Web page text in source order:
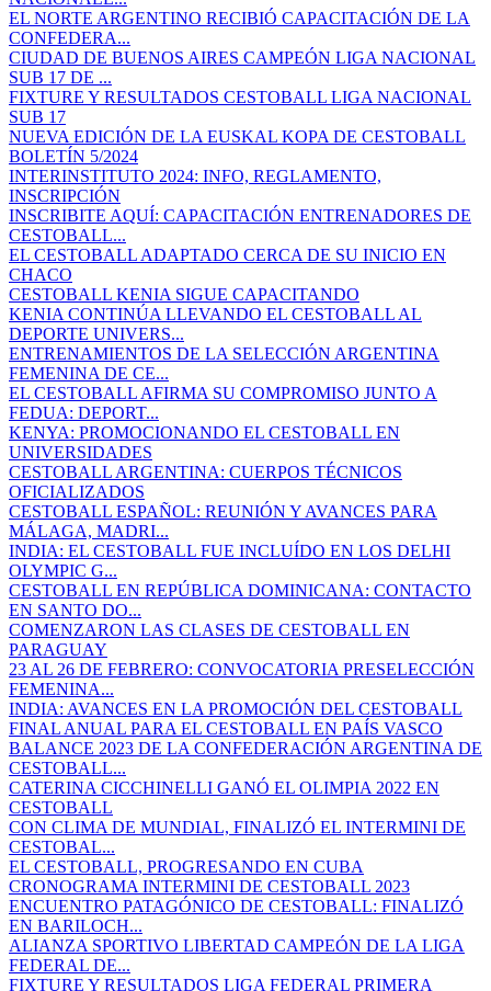
EL NORTE ARGENTINO RECIBIÓ CAPACITACIÓN DE LA
CONFEDERA...
CIUDAD DE BUENOS AIRES CAMPEÓN LIGA NACIONAL
SUB 17 DE ...
FIXTURE Y RESULTADOS CESTOBALL LIGA NACIONAL
SUB 17
NUEVA EDICIÓN DE LA EUSKAL KOPA DE CESTOBALL
BOLETÍN 5/2024
INTERINSTITUTO 2024: INFO, REGLAMENTO,
INSCRIPCIÓN
INSCRIBITE AQUÍ: CAPACITACIÓN ENTRENADORES DE
CESTOBALL...
EL CESTOBALL ADAPTADO CERCA DE SU INICIO EN
CHACO
CESTOBALL KENIA SIGUE CAPACITANDO
KENIA CONTINÚA LLEVANDO EL CESTOBALL AL
DEPORTE UNIVERS...
ENTRENAMIENTOS DE LA SELECCIÓN ARGENTINA
FEMENINA DE CE...
EL CESTOBALL AFIRMA SU COMPROMISO JUNTO A
FEDUA: DEPORT...
KENYA: PROMOCIONANDO EL CESTOBALL EN
UNIVERSIDADES
CESTOBALL ARGENTINA: CUERPOS TÉCNICOS
OFICIALIZADOS
CESTOBALL ESPAÑOL: REUNIÓN Y AVANCES PARA
MÁLAGA, MADRI...
INDIA: EL CESTOBALL FUE INCLUÍDO EN LOS DELHI
OLYMPIC G...
CESTOBALL EN REPÚBLICA DOMINICANA: CONTACTO
EN SANTO DO...
COMENZARON LAS CLASES DE CESTOBALL EN
PARAGUAY
23 AL 26 DE FEBRERO: CONVOCATORIA PRESELECCIÓN
FEMENINA...
INDIA: AVANCES EN LA PROMOCIÓN DEL CESTOBALL
FINAL ANUAL PARA EL CESTOBALL EN PAÍS VASCO
BALANCE 2023 DE LA CONFEDERACIÓN ARGENTINA DE
CESTOBALL...
CATERINA CICCHINELLI GANÓ EL OLIMPIA 2022 EN
CESTOBALL
CON CLIMA DE MUNDIAL, FINALIZÓ EL INTERMINI DE
CESTOBAL...
EL CESTOBALL, PROGRESANDO EN CUBA
CRONOGRAMA INTERMINI DE CESTOBALL 2023
ENCUENTRO PATAGÓNICO DE CESTOBALL: FINALIZÓ
EN BARILOCH...
ALIANZA SPORTIVO LIBERTAD CAMPEÓN DE LA LIGA
FEDERAL DE...
FIXTURE Y RESULTADOS LIGA FEDERAL PRIMERA